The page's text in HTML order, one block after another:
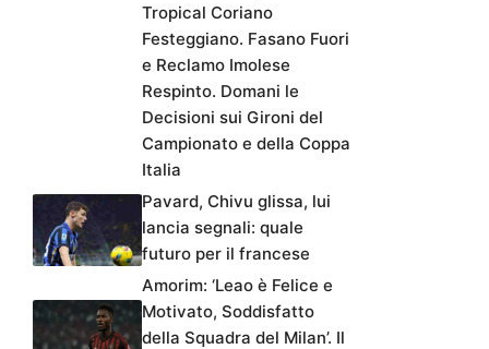
Tropical Coriano
Festeggiano. Fasano Fuori
e Reclamo Imolese
Respinto. Domani le
Decisioni sui Gironi del
Campionato e della Coppa
Italia
Pavard, Chivu glissa, lui
lancia segnali: quale
futuro per il francese
Amorim: ‘Leao è Felice e
Motivato, Soddisfatto
della Squadra del Milan’. Il